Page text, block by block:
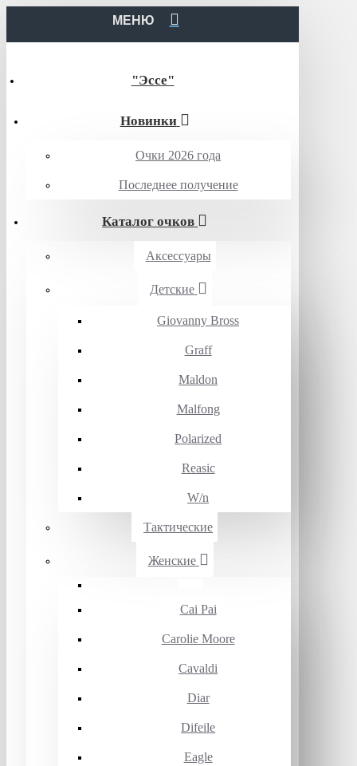
МЕНЮ
"Эссе"
Новинки
Очки 2026 года
Последнее получение
Каталог очков
Аксессуары
Детские
Giovanny Bross
Graff
Maldon
Malfong
Polarized
Reasic
W/n
Тактические
Женские
Cai Pai
Carolie Moore
Cavaldi
Diar
Difeile
Eagle